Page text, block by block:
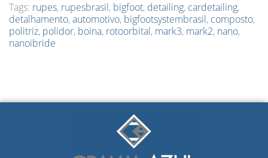
Tags: rupes, rupesbrasil, bigfoot, detailing, cardetailing,
detalhamento,automotivo, bigfootsystembrasil, composto,
politriz, polidor, boina, rotoorbital, mark3, mark2, nano,
nanoibride